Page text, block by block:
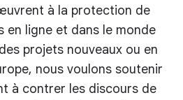
à la protection de
en ligne et dans le monde
projets nouveaux ou en
nous voulons soutenir
à contrer les discours de